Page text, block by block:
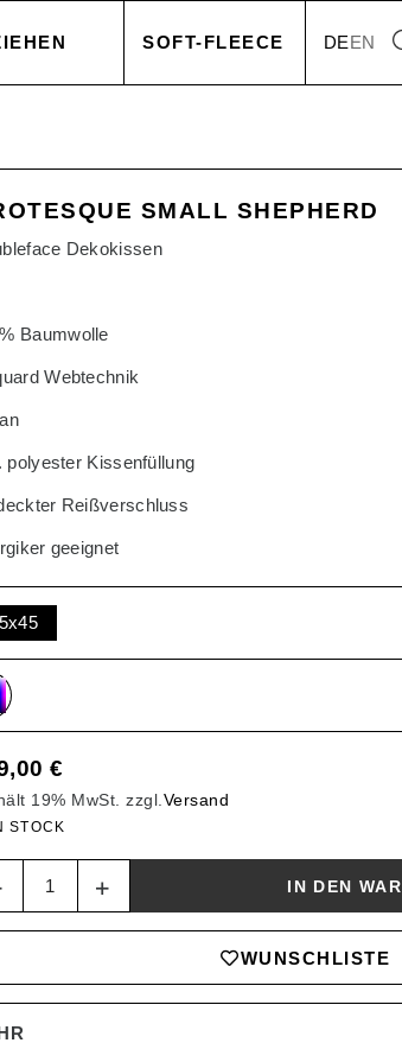
& MÄNTEL
SOFT-FLEECE
KISSEN
HOSEN
DEEN
SMALL SHEPHERD
Dekokissen
Baumwolle
Webtechnik
polyester Kissenfüllung
Reißverschluss
geeignet
€
19% MwSt. zzgl.Versand
STOCK
IN DEN
WUNSCHLISTE
UND